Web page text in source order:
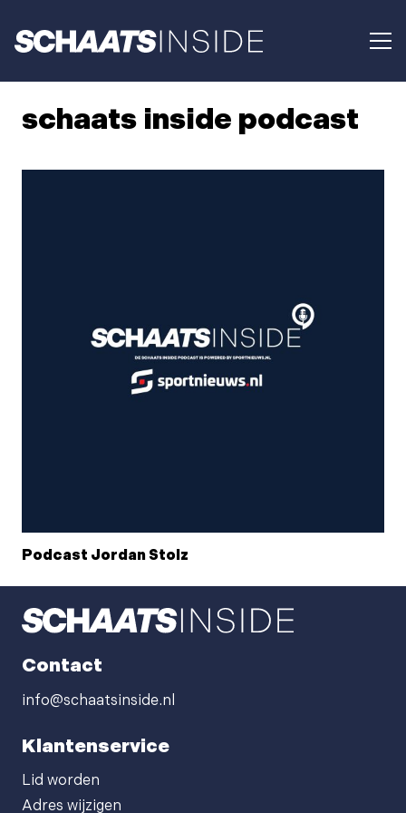
schaats inside podcast
Podcast Jordan Stolz
Contact
info@schaatsinside.nl
Klantenservice
Lid worden
Adres wijzigen